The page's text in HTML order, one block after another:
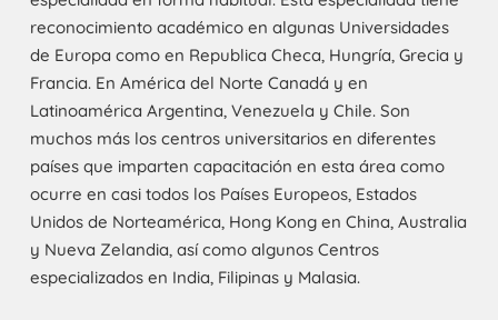
reconocimiento académico en algunas Universidades
de Europa como en Republica Checa, Hungría, Grecia y
Francia. En América del Norte Canadá y en
Latinoamérica Argentina, Venezuela y Chile. Son
muchos más los centros universitarios en diferentes
países que imparten capacitación en esta área como
ocurre en casi todos los Países Europeos, Estados
Unidos de Norteamérica, Hong Kong en China, Australia
y Nueva Zelandia, así como algunos Centros
especializados en India, Filipinas y Malasia.